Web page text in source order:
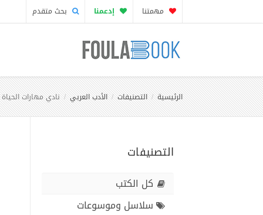
مهمتنا إدعمنا بحث متقدم
الرئيسية التصنيفات الأدب العربي نادي مهارات الحياة
التصنيفات
كل الكتب
سلاسل وموسوعات